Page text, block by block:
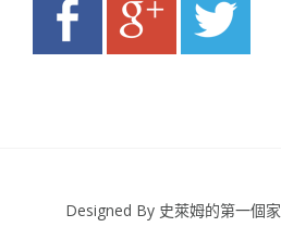
Designed By 史萊姆的第一個家